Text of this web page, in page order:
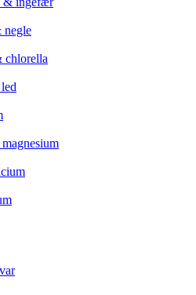
negle
chlorella